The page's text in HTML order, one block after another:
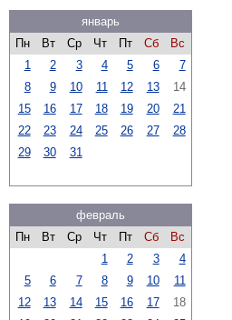
январь
Пн
Вт Ср Чт Пт Сб
Вс
1
2 3 4 5 6
7
8
9 10 11 12 13
14
15
16 17 18 19 20
21
22
23 24 25 26 27
28
29
30 31
февраль
Пн
Вт Ср Чт Пт Сб
Вс
1
2 3
4
5
6 7 8 9 10
11
12
13 14 15 16 17
18